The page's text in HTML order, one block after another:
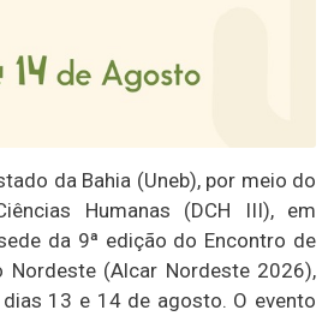
da Bahia (Uneb), por meio do
Humanas (DCH III), em
da 9ª edição do Encontro de
Nordeste (Alcar Nordeste 2026),
13 e 14 de agosto. O evento